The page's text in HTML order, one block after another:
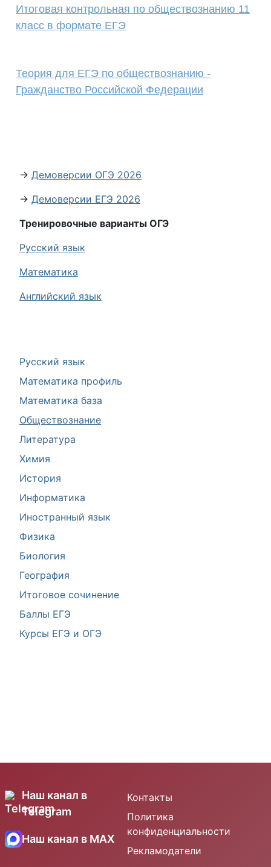
Русский язык
Математика профиль
Математика база
Обществознание
Литература
Химия
История
Информатика
Иностранный язык
Физика
Биология
География
Итоговое сочинение
Баллы ЕГЭ
Курсы ЕГЭ и ОГЭ
Итоговая контрольная по обществознанию 11
класс в формате ЕГЭ
Теория для ЕГЭ по обществознанию -
Гражданство Российской Федерации
→ Демоверсии ОГЭ 2026
→ Демоверсии ЕГЭ 2026
Тренировочные варианты ОГЭ
Русский язык
Математика
Английский язык
Наш канал в
Telegram
Наш канал в MAX
Контакты
Политика
конфиденциальности
Рекламодатели